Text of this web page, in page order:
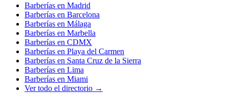
Barberías en Madrid
Barberías en Barcelona
Barberías en Málaga
Barberías en Marbella
Barberías en CDMX
Barberías en Playa del Carmen
Barberías en Santa Cruz de la Sierra
Barberías en Lima
Barberías en Miami
Ver todo el directorio →